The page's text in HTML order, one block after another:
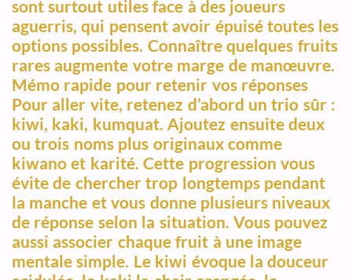
sont surtout utiles face à des joueurs
aguerris, qui pensent avoir épuisé toutes les
options possibles. Connaître quelques fruits
rares augmente votre marge de manœuvre.
Mémo rapide pour retenir vos réponses
Pour aller vite, retenez d’abord un trio sûr :
kiwi, kaki, kumquat. Ajoutez ensuite deux
ou trois noms plus originaux comme
kiwano et karité. Cette progression vous
évite de chercher trop longtemps pendant
la manche et vous donne plusieurs niveaux
de réponse selon la situation. Vous pouvez
aussi associer chaque fruit à une image
mentale simple. Le kiwi évoque la douceur